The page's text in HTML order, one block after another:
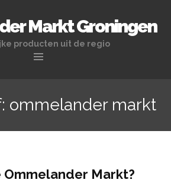
Markt Groningen
producten uit de regio
inhoud
ommelander markt
Ommelander Markt?